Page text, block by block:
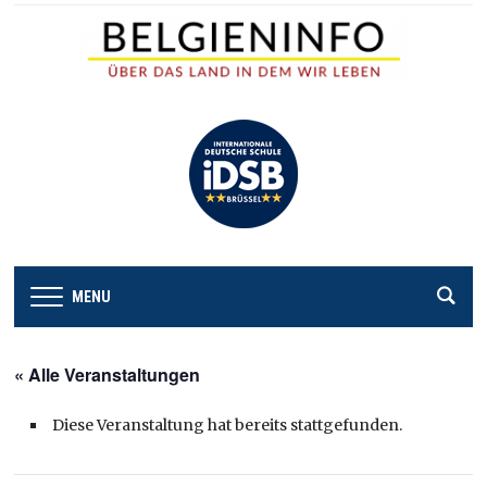
MENU
« Alle Veranstaltungen
Diese Veranstaltung hat bereits stattgefunden.